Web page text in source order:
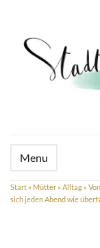
Menu
Start » Mütter » Alltag »
sich jeden Abend wie